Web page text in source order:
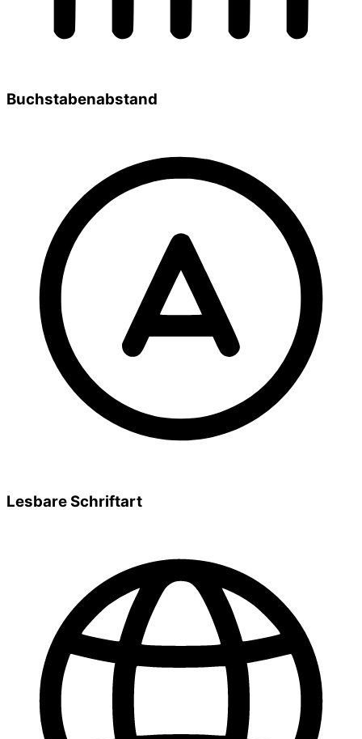
Buchstabenabstand
Lesbare Schriftart